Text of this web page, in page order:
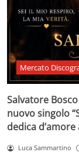
Mercato
Salvatore
nuovo singolo
dedica
Luca Sammartino